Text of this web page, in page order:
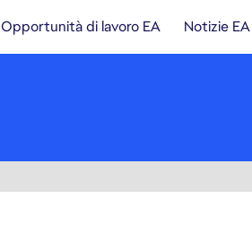
Opportunità di lavoro EA Notizie EA